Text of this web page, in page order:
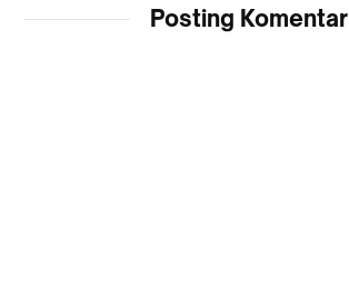
Posting Komentar